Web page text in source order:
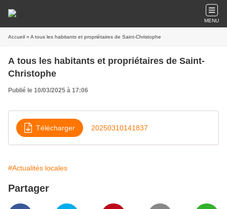
MENU
Accueil » A tous les habitants et propriétaires de Saint-Christophe
A tous les habitants et propriétaires de Saint-
Christophe
Publié le 10/03/2025 à 17:06
Télécharger 20250310141837
#Actualités locales
Partager